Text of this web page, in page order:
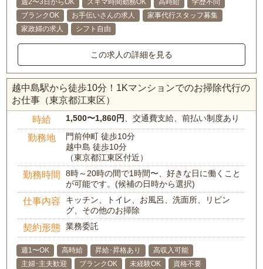
週2〜3日からOK スキマ時間勤務OK 高時給
学歴不問
ブランクOK
お手伝いさんの求人
家事代行スタッフ募集
家政婦の求人
シフト自由
この求人の詳細を見る
越中島駅から徒歩10分！1Kマンションでのお掃除代行の
お仕事（東京都江東区）
時給 1,500〜1,860円、交通費支給、前払い制度あり
勤務地
門前仲町 徒歩10分
越中島 徒歩10分
（東京都江東区付近）
勤務時間
8時～20時の間で1時間〜、好きな日に働くこと
が可能です。(候補の日時から選択)
仕事内容
キッチン、トイレ、お風呂、洗面所、リビン
グ、その他のお掃除
契約形態 業務委託
週1〜OK 高時給 昇給･昇格あり
高収入可能
主婦･主夫歓迎
ブランクOK 未経験OK
資格不要